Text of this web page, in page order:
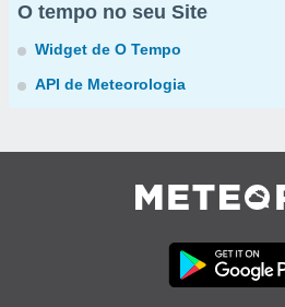
O tempo no seu Site
Widget de O Tempo
API de Meteorologia